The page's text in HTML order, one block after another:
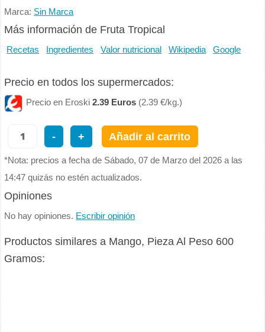
Marca: Sin Marca
Más información de Fruta Tropical
Recetas Ingredientes Valor nutricional Wikipedia Google
Precio en todos los supermercados:
Precio en Eroski2.39 Euros (2.39 €/kg.)
- + Añadir al carrito
*Nota: precios a fecha de Sábado, 07 de Marzo del 2026 a las
14:47 quizás no estén actualizados.
Opiniones
No hay opiniones. Escribir opinión
Productos similares a Mango, Pieza Al Peso 600
Gramos: